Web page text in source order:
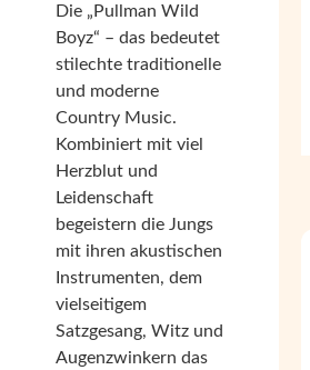
Die „Pullman Wild
Boyz“ – das bedeutet
stilechte traditionelle
und moderne
Country Music.
Kombiniert mit viel
Herzblut und
Leidenschaft
begeistern die Jungs
mit ihren akustischen
Instrumenten, dem
vielseitigem
Satzgesang, Witz und
Augenzwinkern das